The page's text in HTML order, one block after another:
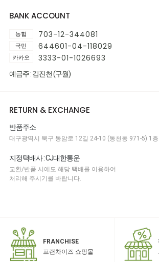
BANK ACCOUNT
농협 703-12-344081
국민 644601-04-118029
카카오 3333-01-1026693
예금주 : 김진천 (구월)
RETURN & EXCHANGE
반품주소
대구광역시 북구 동암로 12길 24-10 (동천동 971-5) 1층
지정택배사 : CJ대한통운
교환/반품 시에도 해당 택배를 이용하여
처리해 주시기를 바랍니다.
FRANCHISE
프랜차이즈 쇼핑몰